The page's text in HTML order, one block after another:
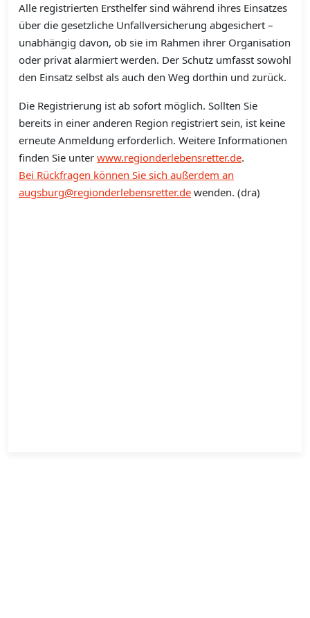
Alle registrierten Ersthelfer sind während ihres Einsatzes
über die gesetzliche Unfallversicherung abgesichert –
unabhängig davon, ob sie im Rahmen ihrer Organisation
oder privat alarmiert werden. Der Schutz umfasst sowohl
den Einsatz selbst als auch den Weg dorthin und zurück.
Die Registrierung ist ab sofort möglich. Sollten Sie
bereits in einer anderen Region registriert sein, ist keine
erneute Anmeldung erforderlich. Weitere Informationen
finden Sie unter www.regionderlebensretter.de.
Bei Rückfragen können Sie sich außerdem an
augsburg@regionderlebensretter.de wenden. (dra)